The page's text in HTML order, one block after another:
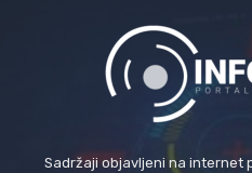
Sadržaji objavljeni na internet